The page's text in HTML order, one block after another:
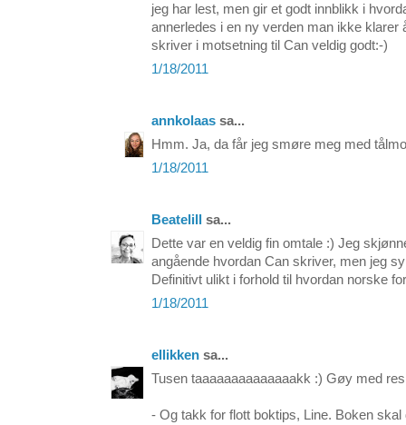
jeg har lest, men gir et godt innblikk i
annerledes i en ny verden man ikke klarer
skriver i motsetning til Can veldig godt:-)
1/18/2011
annkolaas sa...
Hmm. Ja, da får jeg smøre meg med
1/18/2011
Beatelill
sa...
Dette var en veldig fin omtale :) Jeg
angående hvordan Can skriver, men jeg
Definitivt ulikt i forhold til hvordan norske
1/18/2011
ellikken sa...
Tusen taaaaaaaaaaaaaakk :) Gøy med
- Og takk for flott boktips, Line. Boken skal